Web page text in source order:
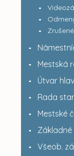
Mestská
Útvar
Rada
Mestské
Všeob.